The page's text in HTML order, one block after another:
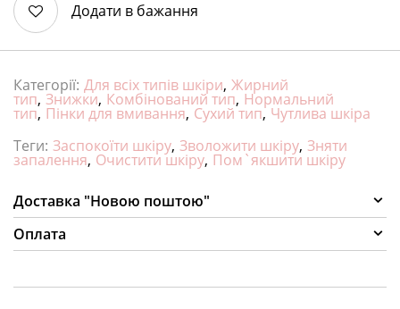
Додати в бажання
Категорії: Для всіх типів шкіри, Жирний
тип, Знижки, Комбінований тип, Нормальний
тип, Пінки для вмивання, Сухий тип, Чутлива шкіра
Теги: Заспокоїти шкіру, Зволожити шкіру, Зняти
запалення, Очистити шкіру, Пом`якшити шкіру
Доставка "Новою поштою"
Оплата